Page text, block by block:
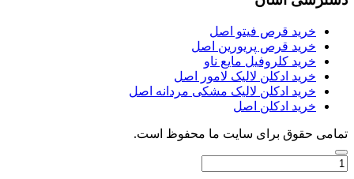
خرید قرص فیتو اصل
خرید قرص پریورین اصل
خرید کلروفیل مایع ناو
خرید ادکلن لالیک لامور اصل
خرید ادکلن لالیک مشکی مردانه اصل
خرید ادکلن اصل
تمامی حقوق برای سایت ما محفوظ است.
تعداد: